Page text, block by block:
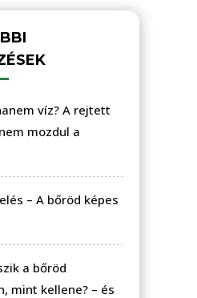
víz? A rejtett
mozdul a
– A bőröd képes
a bőröd
mint kellene? – és